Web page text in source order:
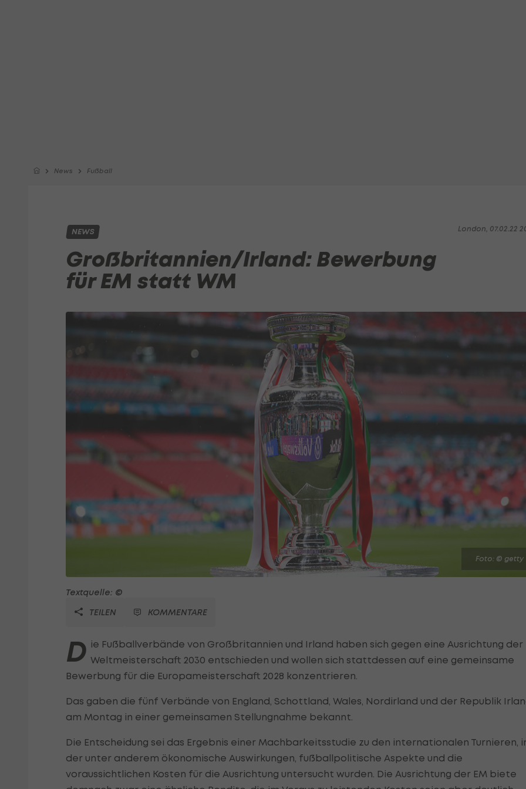
News Fußball
London, 07.02.22
NEWS
Großbritannien/Irland: Bewerbung
für EM statt WM
Foto: © getty
Textquelle: ©
TEILEN
KOMMENTARE
D ie Fußballverbände von Großbritannien und Irland haben sich gegen eine Ausrichtung der
Weltmeisterschaft 2030 entschieden und wollen sich stattdessen auf eine gemeinsame
Bewerbung für die Europameisterschaft 2028 konzentrieren.
Das gaben die fünf Verbände von England, Schottland, Wales, Nordirland und der Republik
am Montag in einer gemeinsamen Stellungnahme bekannt.
Die Entscheidung sei das Ergebnis einer Machbarkeitsstudie zu den internationalen Turnieren,
der unter anderem ökonomische Auswirkungen, fußballpolitische Aspekte und die
voraussichtlichen Kosten für die Ausrichtung untersucht wurden. Die Ausrichtung der EM biete